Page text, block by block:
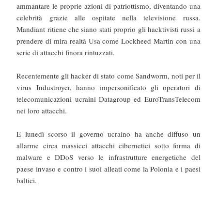
ammantare le proprie azioni di patriottismo, diventando una
celebrità grazie alle ospitate nella televisione russa.
Mandiant ritiene che siano stati proprio gli hacktivisti russi a
prendere di mira realtà Usa come Lockheed Martin con una
serie di attacchi finora rintuzzati.
Recentemente gli hacker di stato come Sandworm, noti per il
virus Industroyer, hanno impersonificato gli operatori di
telecomunicazioni ucraini Datagroup ed EuroTransTelecom
nei loro attacchi.
E lunedì scorso il governo ucraino ha anche diffuso un
allarme circa massicci attacchi cibernetici sotto forma di
malware e DDoS verso le infrastrutture energetiche del
paese invaso e contro i suoi alleati come la Polonia e i paesi
baltici.